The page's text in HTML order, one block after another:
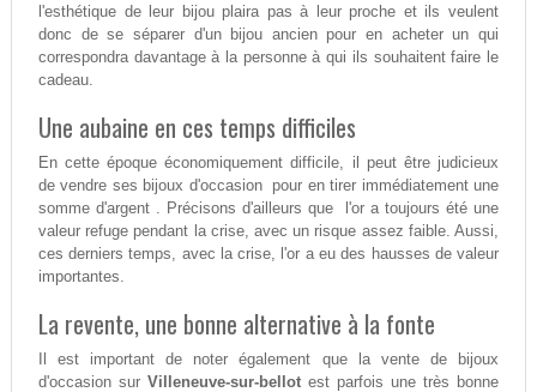
l'esthétique de leur bijou plaira pas à leur proche et ils veulent
donc de se séparer d'un bijou ancien pour en acheter un qui
correspondra davantage à la personne à qui ils souhaitent faire le
cadeau.
Une aubaine en ces temps difficiles
En cette époque économiquement difficile, il peut être judicieux
de vendre ses bijoux d'occasion pour en tirer immédiatement une
somme d'argent . Précisons d'ailleurs que l'or a toujours été une
valeur refuge pendant la crise, avec un risque assez faible. Aussi,
ces derniers temps, avec la crise, l'or a eu des hausses de valeur
importantes.
La revente, une bonne alternative à la fonte
Il est important de noter également que la vente de bijoux
d'occasion sur Villeneuve-sur-bellotest parfois une très bonne